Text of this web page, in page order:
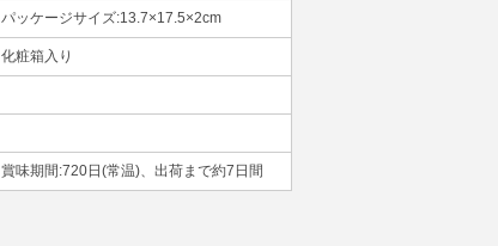
パッケージサイズ:13.7×17.5×2cm
化粧箱入り
賞味期間:720日(常温)、出荷まで約7日間